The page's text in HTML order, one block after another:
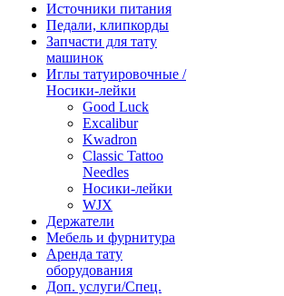
Источники питания
Педали, клипкорды
Запчасти для тату
машинок
Иглы татуировочные /
Носики-лейки
Good Luck
Excalibur
Kwadron
Classic Tattoo
Needles
Носики-лейки
WJX
Держатели
Мебель и фурнитура
Аренда тату
оборудования
Доп. услуги/Спец.